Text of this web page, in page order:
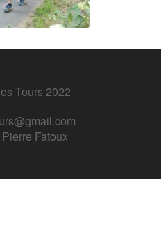
Tours 2022
Pierre Fatoux